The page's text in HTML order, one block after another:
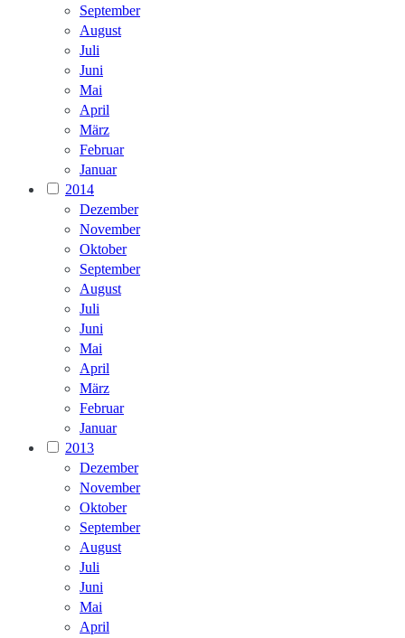
September
August
Juli
Juni
Mai
April
März
Februar
Januar
2014
Dezember
November
Oktober
September
August
Juli
Juni
Mai
April
März
Februar
Januar
2013
Dezember
November
Oktober
September
August
Juli
Juni
Mai
April